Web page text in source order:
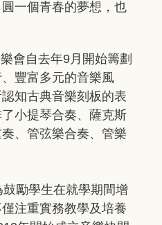
一個青春的夢想，也
會自去年9月開始籌劃
豐富多元的音樂風
知古典音樂刻板的表
小提琴合奏、薩克斯
、管弦樂合奏、管樂
勵學生在就學期間增
注重實務教學及培養